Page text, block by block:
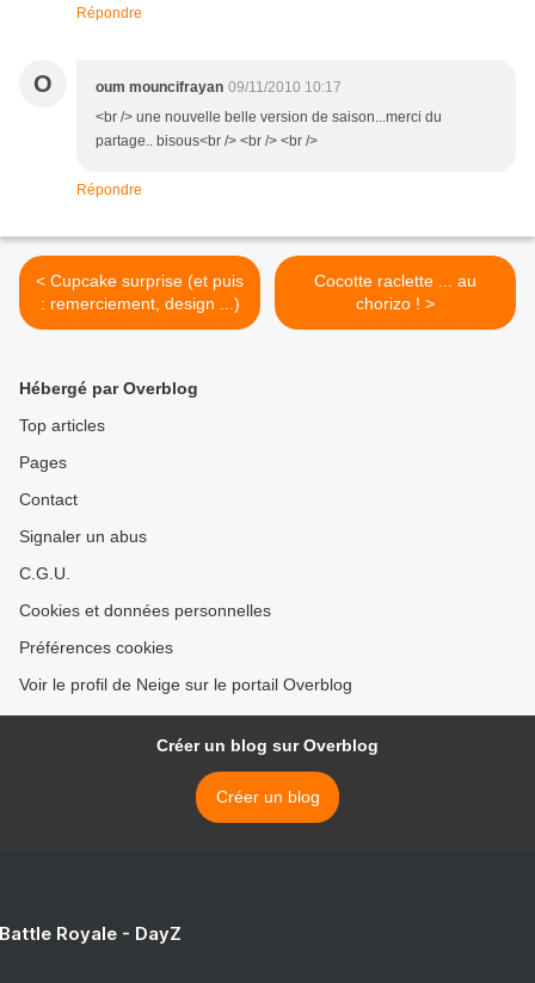
Répondre
O oum mouncifrayan 09/11/2010 10:17
<br /> une nouvelle belle version de saison...merci du
partage.. bisous<br /> <br /> <br />
Répondre
< Cupcake surprise (et puis
: remerciement, design ...)
Cocotte raclette ... au
chorizo ! >
Hébergé par Overblog
Top articles
Pages
Contact
Signaler un abus
C.G.U.
Cookies et données personnelles
Préférences cookies
Voir le profil de Neige sur le portail Overblog
Créer un blog sur Overblog
Créer un blog
Royale - DayZ